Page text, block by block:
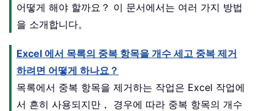
어떻게 해야 할까요？ 이 문서에서는 여러 가지 방법
을 소개합니다。
Excel 에서 목록의 중복 항목을 개수 세고 중복 제거
하려면 어떻게 하나요？
목록에서 중복 항목을 제거하는 작업은 Excel 작업에
서 흔히 사용되지만， 경우에 따라 중복 항목의 개수